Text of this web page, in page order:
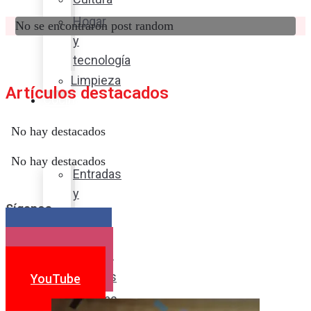
Hogar
y
tecnología
Limpieza
Cocina
sabor
Entradas
y
Postres
Bebidas
No se encontraron post random
Artículos destacados
No hay destacados
No hay destacados
Síganos
YouTube